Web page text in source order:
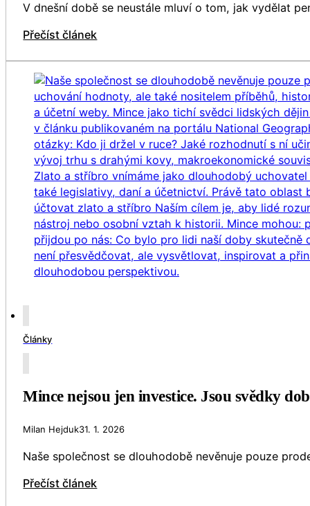
V dnešní době se neustále mluví o tom, jak vydělat
Přečíst článek
Články
Mince nejsou jen investice. Jsou svědky
Milan Hejduk31. 1. 2026
Naše společnost se dlouhodobě nevěnuje pouze
Přečíst článek